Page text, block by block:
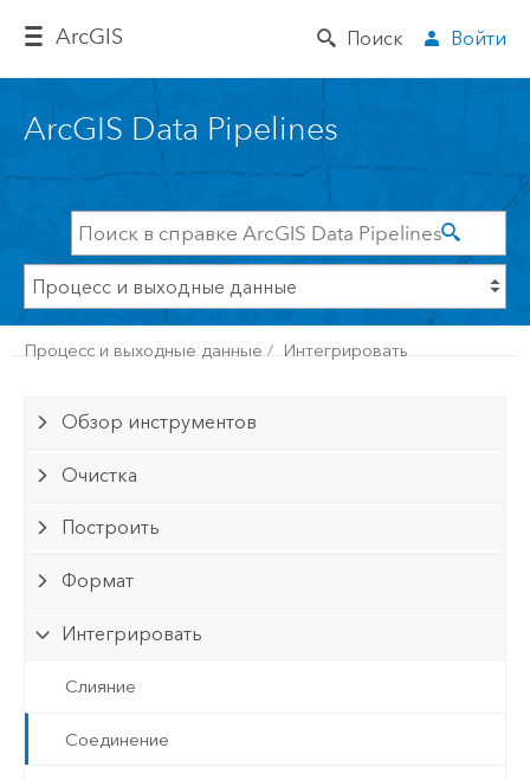
ArcGIS Поиск Войти
ArcGIS Data Pipelines
Процесс и выходные данные Интегрировать
Обзор инструментов
Очистка
Построить
Формат
Интегрировать
Слияние
Соединение